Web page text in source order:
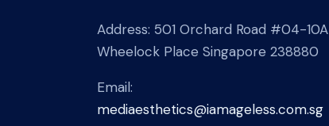
Address: 501 Orchard Road #04-10A
Wheelock Place Singapore 238880
Email:
mediaesthetics@iamageless.com.sg